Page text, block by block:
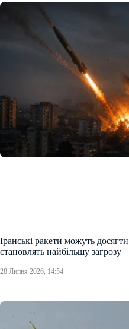
Іранські ракети можуть
становлять найбільшу загрозу
28 Липня 2026, 14:54